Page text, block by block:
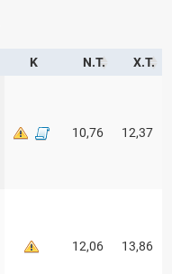
Κ Ν.Τ. Χ.Τ.
10,76 12,37
12,06 13,86